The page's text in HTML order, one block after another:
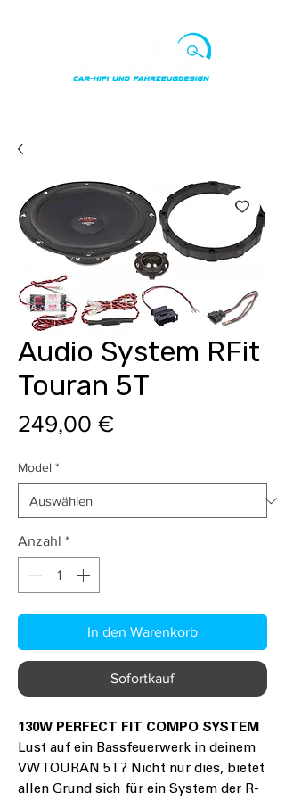
Audio System RFit
Touran 5T
249,00 €Preis
Model *
Anzahl *
In den Warenkorb
Sofortkauf
130W PERFECT FIT COMPO SYSTEM
Lust auf ein Bassfeuerwerk in deinem
VW TOURAN 5T? Nicht nur dies, bietet
allen Grund sich für ein System der R-